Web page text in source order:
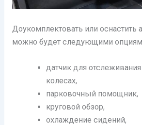
Доукомплектовать или оснастить
можно будет следующими
датчик для
колесах,
парковочный помощник,
круговой обзор,
охлаждение сидений,